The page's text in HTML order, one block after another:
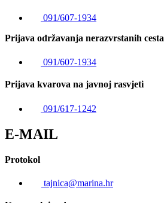
091/607-1934
Prijava održavanja nerazvrstanih cesta
091/607-1934
Prijava kvarova na javnoj rasvjeti
091/617-1242
E-MAIL
Protokol
tajnica@marina.hr